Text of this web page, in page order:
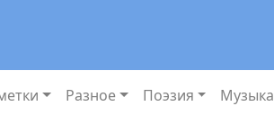
навигация
Разное Поэзия Музыка